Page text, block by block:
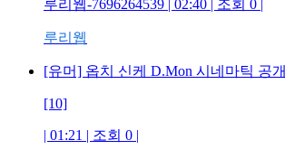
루리웹-7696264539 | 02:40 | 조회 0 |
루리웹
[유머] 옵치 신케 D.Mon 시네마틱 공개
[10]
| 01:21 | 조회 0 |